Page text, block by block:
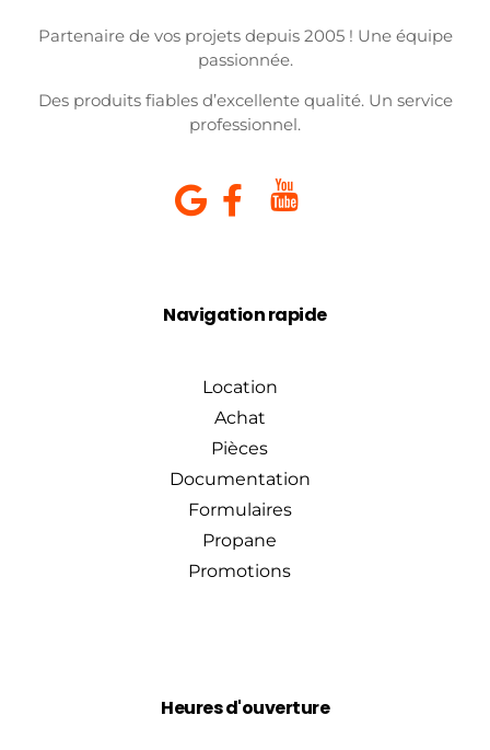
Partenaire de vos projets depuis 2005 ! Une équipe
passionnée.
Des produits fiables d’excellente qualité. Un service
professionnel.
Navigation rapide
Location
Achat
Pièces
Documentation
Formulaires
Propane
Promotions
Heures d'ouverture